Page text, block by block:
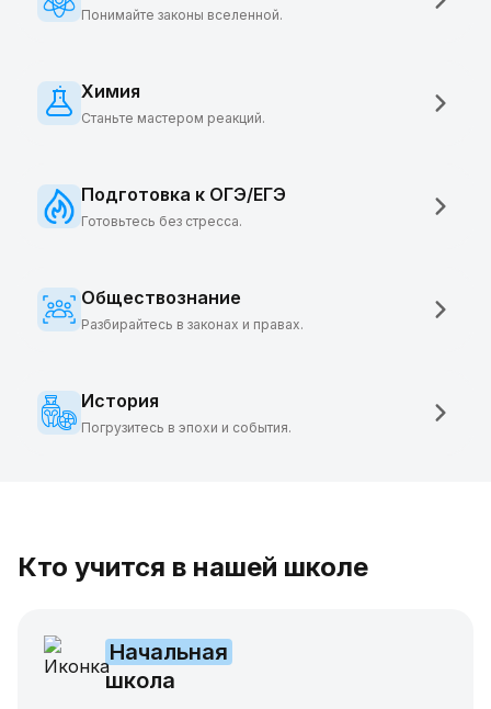
Понимайте законы вселенной.
Химия
Станьте мастером реакций.
Подготовка к ОГЭ/ЕГЭ
Готовьтесь без стресса.
Обществознание
Разбирайтесь в законах и правах.
История
Погрузитесь в эпохи и события.
Кто учится в нашей школе
Начальная
школа